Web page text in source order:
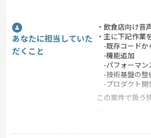
あなたに担当していた
だくこと
・飲食店向け音
・主に下記作業
-既存コードか
-機能追加
-パフォーマン
-技術基盤の整
-プロダクト開
この案件で扱う